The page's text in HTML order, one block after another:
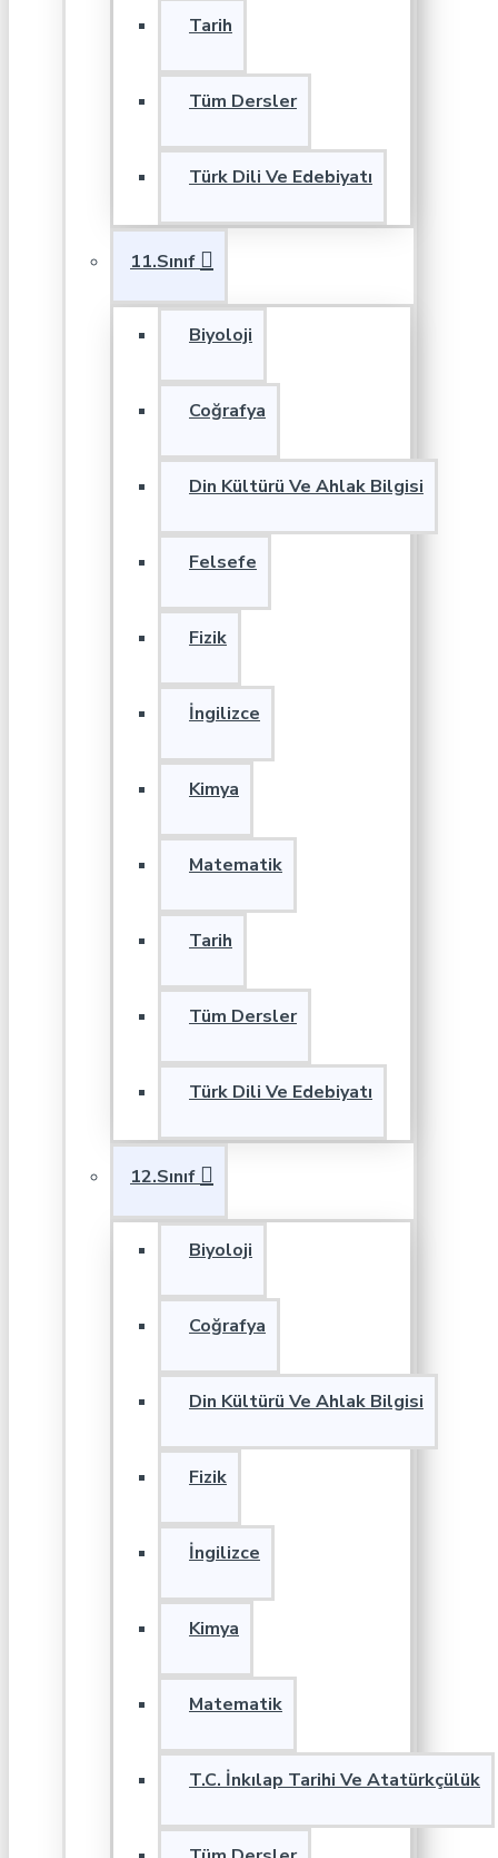
Tarih
Tüm Dersler
Türk Dili Ve Edebiyatı
11.Sınıf
Biyoloji
Coğrafya
Din Kültürü Ve Ahlak Bilgisi
Felsefe
Fizik
İngilizce
Kimya
Matematik
Tarih
Tüm Dersler
Türk Dili Ve Edebiyatı
12.Sınıf
Biyoloji
Coğrafya
Din Kültürü Ve Ahlak Bilgisi
Fizik
İngilizce
Kimya
Matematik
T.C. İnkılap Tarihi Ve Atatürkçülük